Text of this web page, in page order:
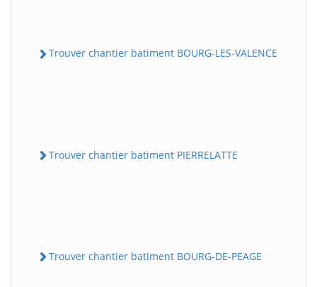
Trouver chantier batiment BOURG-LES-VALENCE
Trouver chantier batiment PIERRELATTE
Trouver chantier batiment BOURG-DE-PEAGE